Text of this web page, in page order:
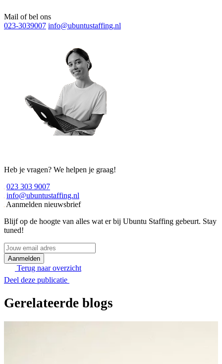
Mail of bel ons
023-3039007 info@ubuntustaffing.nl
Heb je vragen? We helpen je graag!
023 303 9007
info@ubuntustaffing.nl
Aanmelden nieuwsbrief
Blijf op de hoogte van alles wat er bij Ubuntu Staffing gebeurt. Stay
tuned!
Jouw
email
adresTerug naar overzicht
Deel deze publicatie
Gerelateerde blogs